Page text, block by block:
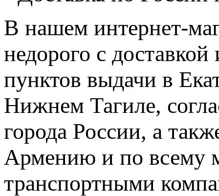
В нашем интернет-
недорого с
пунктов выдачи в
Нижнем Тагиле,
города России, а
Армению и по всему
транспортными